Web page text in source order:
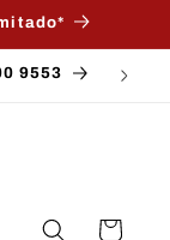
9553
Carrito